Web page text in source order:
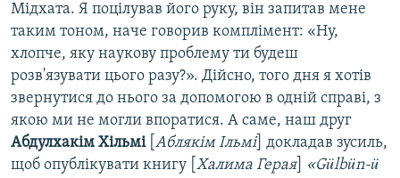
Мідхата. Я поцілував його руку, він запитав мене
таким тоном, наче говорив комплімент: «Ну,
хлопче, яку наукову проблему ти будеш
розв'язувати цього разу?». Дійсно, того дня я хотів
звернутися до нього за допомогою в одній справі, з
якою ми не могли впоратися. А саме, наш друг
Абдулхакім Хільмі[ Аблякім Ільмі] докладав зусиль,
щоб опублікувати книгу [ Халима Герая] «Gülbün-ü